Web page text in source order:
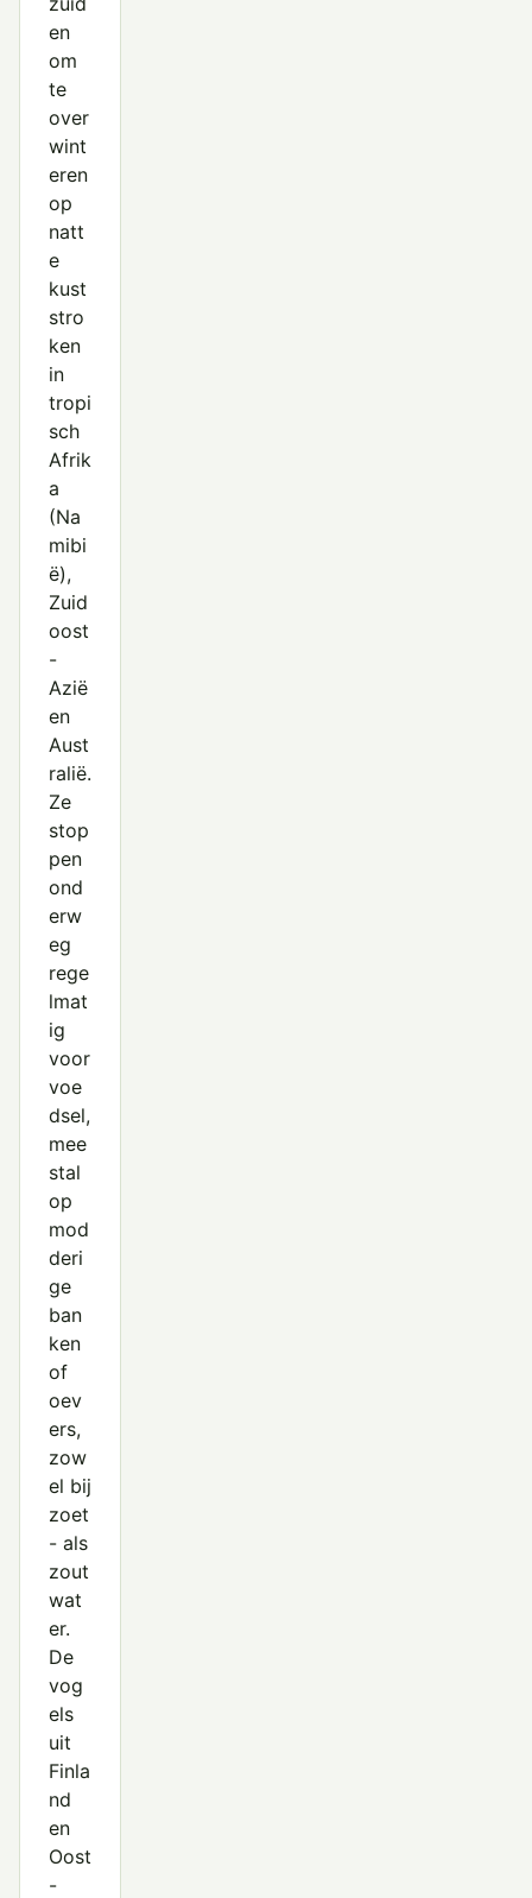
en
om
te
over
wint
eren
op
natt
e
kust
stro
ken
in
tropi
sch
Afrik
a
(Na
mibi
ë),
Zuid
oost
-
Azië
en
Aust
ralië.
Ze
stop
pen
ond
erw
eg
rege
lmat
ig
voor
voe
dsel,
mee
stal
op
mod
deri
ge
ban
ken
of
oev
ers,
zow
el bij
zoet
- als
zout
wat
er.
De
vog
els
uit
Finla
nd
en
Oost
-